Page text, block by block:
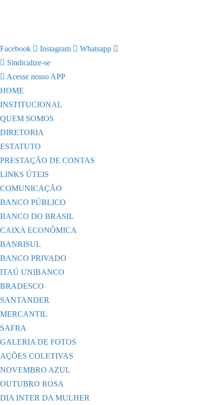
Facebook Instagram
Whatsapp
Sindicalize-se
Acesse nosso APP
HOME
INSTITUCIONAL
QUEM SOMOS
DIRETORIA
ESTATUTO
PRESTAÇÃO DE CONTAS
LINKS ÚTEIS
COMUNICAÇÃO
BANCO PÚBLICO
BANCO DO BRASIL
CAIXA ECONÔMICA
BANRISUL
BANCO PRIVADO
ITAÚ UNIBANCO
BRADESCO
SANTANDER
MERCANTIL
SAFRA
GALERIA DE FOTOS
AÇÕES COLETIVAS
NOVEMBRO AZUL
OUTUBRO ROSA
DIA INTER DA MULHER